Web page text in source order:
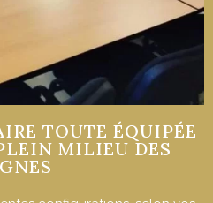
TOUTE ÉQUIPÉE
MILIEU DES